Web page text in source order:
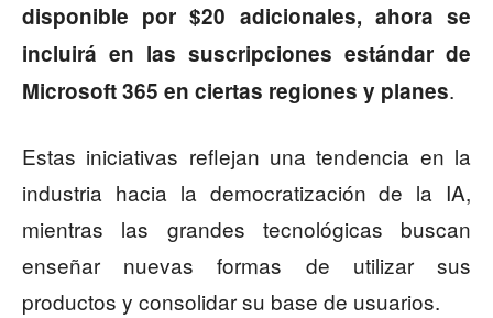
disponible por $20 adicionales, ahora se
incluirá en las suscripciones estándar de
Microsoft 365 en ciertas regiones y planes.
Estas iniciativas reflejan una tendencia en la
industria hacia la democratización de la IA,
mientras las grandes tecnológicas buscan
enseñar nuevas formas de utilizar sus
productos y consolidar su base de usuarios.